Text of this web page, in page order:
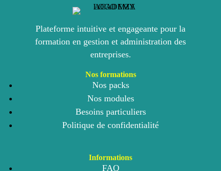
Plateforme intuitive et engageante pour la
formation en gestion et administration des
entreprises.
Nos formations
Nos packs
Nos modules
Besoins particuliers
Politique de confidentialité
Informations
FAQ